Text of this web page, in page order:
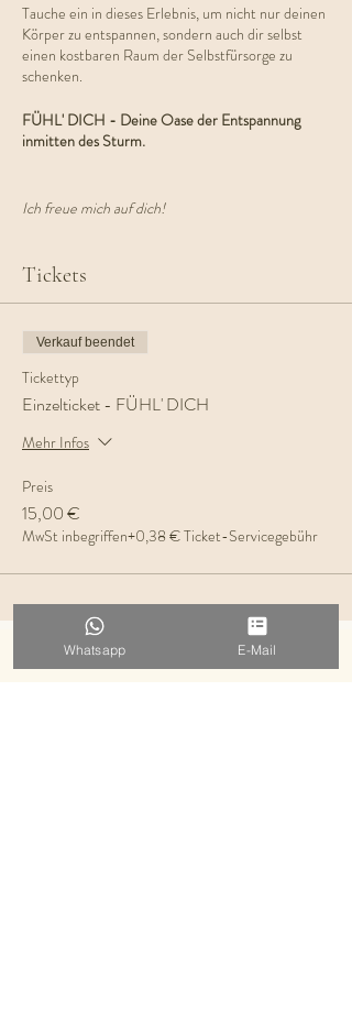
Tauche ein in dieses Erlebnis, um nicht nur deinen
Körper zu entspannen, sondern auch dir selbst
einen kostbaren Raum der Selbstfürsorge zu
schenken.
FÜHL' DICH - Deine Oase der Entspannung
inmitten des Sturm.
Ich freue mich auf dich!
Tickets
Verkauf beendet
Tickettyp
Einzelticket - FÜHL' DICH
Mehr Infos
Preis
15,00 €
MwSt inbegriffen+0,38 € Ticket-Servicegebühr
Whatsapp E-Mail